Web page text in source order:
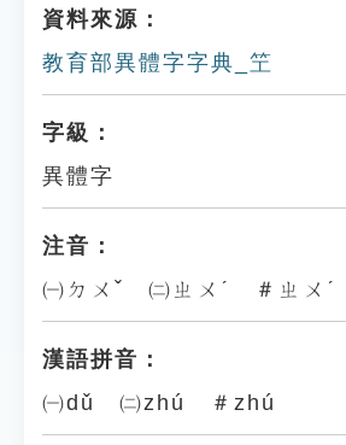
資料來源：
教育部異體字字典_笁
字級：
異體字
注音：
㈠ㄉㄨˇ ㈡ㄓㄨˊ ＃ㄓㄨˊ
漢語拼音：
㈠dǔ ㈡zhú ＃zhú